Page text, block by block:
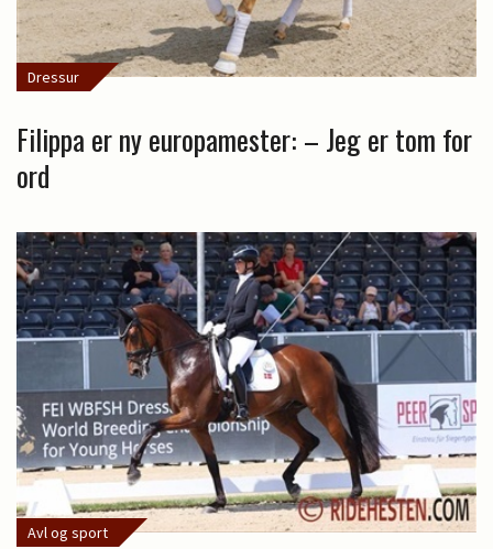
Dressur
Filippa er ny europamester: – Jeg er tom for
ord
Avl og sport